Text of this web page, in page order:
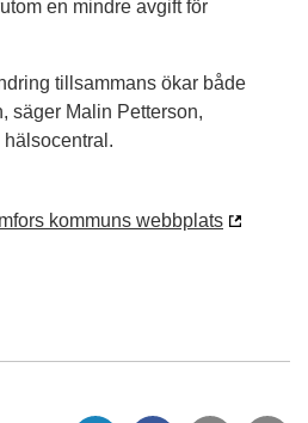
en mindre avgift för
tillsammans ökar både
säger Malin Petterson,
kommuns webbplats